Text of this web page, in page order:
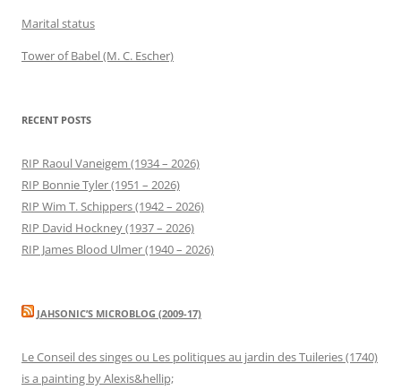
Marital status
Tower of Babel (M. C. Escher)
RECENT POSTS
RIP Raoul Vaneigem (1934 – 2026)
RIP Bonnie Tyler (1951 – 2026)
RIP Wim T. Schippers (1942 – 2026)
RIP David Hockney (1937 – 2026)
RIP James Blood Ulmer (1940 – 2026)
JAHSONIC’S MICROBLOG (2009-17)
Le Conseil des singes ou Les politiques au jardin des Tuileries (1740)
is a painting by Alexis&hellip;